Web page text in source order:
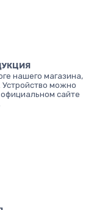
нашего магазина,
Устройство можно
сайте